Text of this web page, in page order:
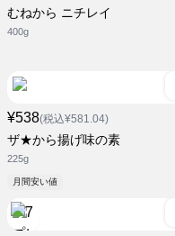
むねから ニチレイ
400g
¥538(税込¥581.04)
ザ★から揚げ味の素
225g
月間安い値